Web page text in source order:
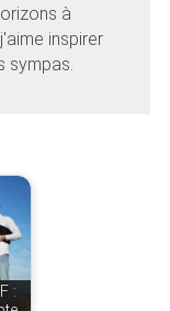
à
inspirer
sympas.
: